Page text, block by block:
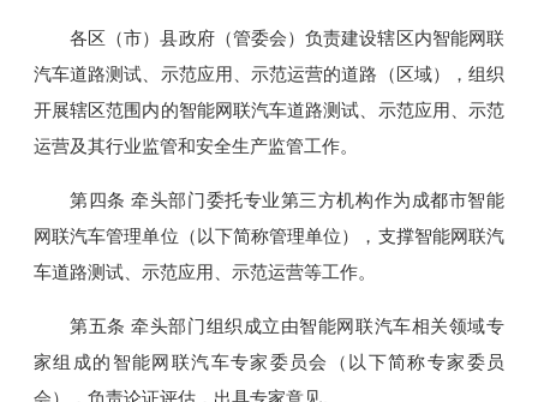
各区（市）县政府（管委会）负责建设辖区内智能网联
汽车道路测试、示范应用、示范运营的道路（区域），组织
开展辖区范围内的智能网联汽车道路测试、示范应用、示范
运营及其行业监管和安全生产监管工作。
第四条 牵头部门委托专业第三方机构作为成都市智能
网联汽车管理单位（以下简称管理单位），支撑智能网联汽
车道路测试、示范应用、示范运营等工作。
第五条 牵头部门组织成立由智能网联汽车相关领域专
家组成的智能网联汽车专家委员会（以下简称专家委员